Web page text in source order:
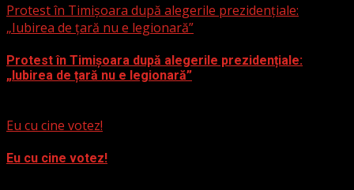
Protest în Timișoara după alegerile prezidențiale:
„Iubirea de țară nu e legionară”
Protest în Timișoara după alegerile prezidențiale:
„Iubirea de țară nu e legionară”
Eu cu cine votez!
Eu cu cine votez!